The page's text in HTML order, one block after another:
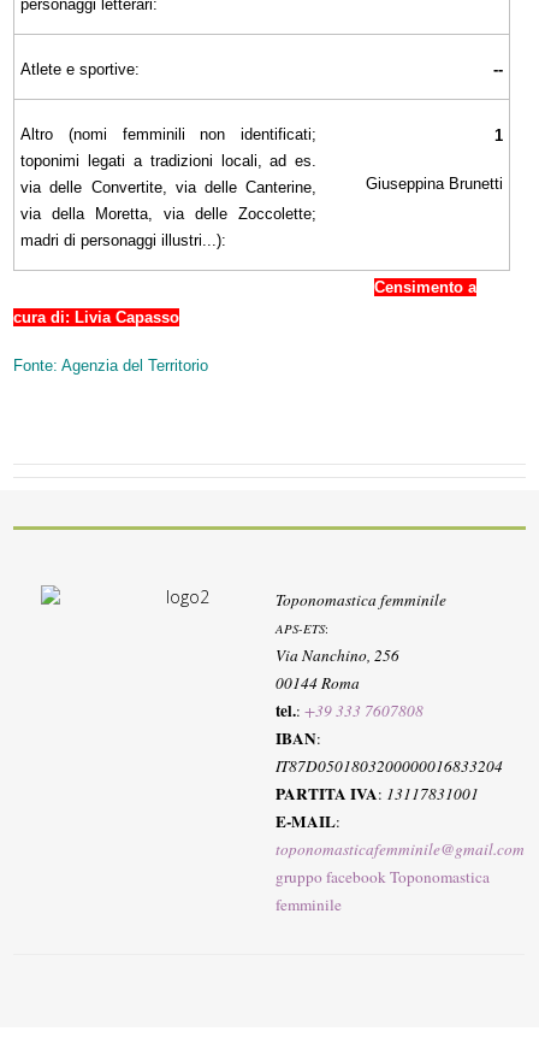
personaggi letterari:
Atlete e sportive: --
Altro (nomi femminili non identificati;
toponimi legati a tradizioni locali, ad es.
via delle Convertite, via delle Canterine,
via della Moretta, via delle Zoccolette;
madri di personaggi illustri...):
1
Giuseppina Brunetti
Censimento a
cura di: Livia Capasso
Fonte: Agenzia del Territorio
Toponomastica femminile
APS-ETS:
Via Nanchino, 256
00144 Roma
tel.:+39 333 7607808
IBAN:
IT87D0501803200000016833204
PARTITA IVA: 13117831001
E-MAIL:
toponomasticafemminile@gmail.com
gruppo facebook Toponomastica
femminile